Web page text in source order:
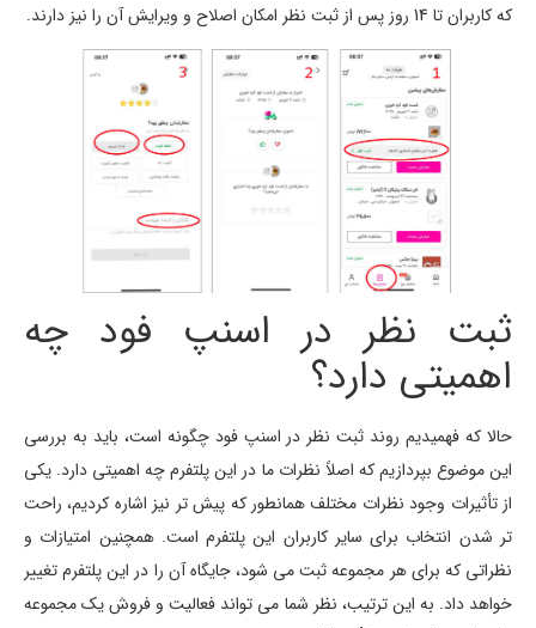
که کاربران تا 14 روز پس از ثبت نظر امکان اصلاح و ویرایش آن را نیز دارند.
ثبت نظر در اسنپ فود چه
اهمیتی دارد؟
حالا که فهمیدیم روند ثبت نظر در اسنپ فود چگونه است، باید به بررسی
این موضوع بپردازیم که اصلاً نظرات ما در این پلتفرم چه اهمیتی دارد. یکی
از تأثیرات وجود نظرات مختلف همانطور که پیش تر نیز اشاره کردیم، راحت
تر شدن انتخاب برای سایر کاربران این پلتفرم است. همچنین امتیازات و
نظراتی که برای هر مجموعه ثبت می شود، جایگاه آن را در این پلتفرم تغییر
خواهد داد. به این ترتیب، نظر شما می تواند فعالیت و فروش یک مجموعه